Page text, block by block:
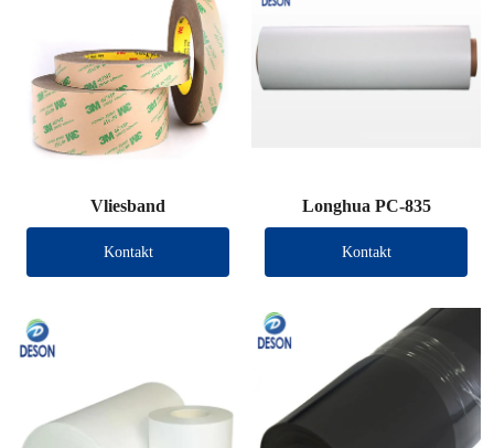
Vliesband
Kontakt
Longhua PC-835
Kontakt